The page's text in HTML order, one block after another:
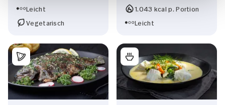
Leicht
Vegetarisch
1.043 kcal p. Portion
Leicht